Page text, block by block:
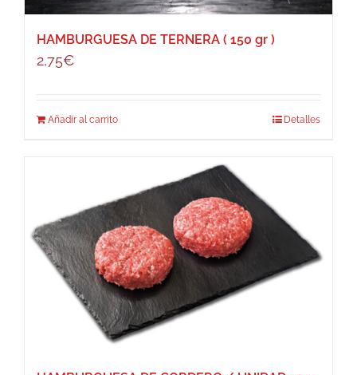
HAMBURGUESA DE TERNERA ( 150 gr )
2,75€
Añadir al carrito Detalles